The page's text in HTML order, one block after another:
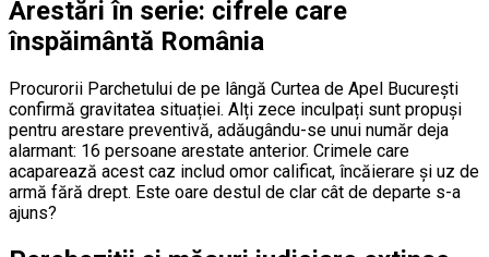
Arestări în serie: cifrele care
înspăimântă România
Procurorii Parchetului de pe lângă Curtea de Apel București
confirmă gravitatea situației. Alți zece inculpați sunt propuși
pentru arestare preventivă, adăugându-se unui număr deja
alarmant: 16 persoane arestate anterior. Crimele care
acaparează acest caz includ omor calificat, încăierare și uz de
armă fără drept. Este oare destul de clar cât de departe s-a
ajuns?